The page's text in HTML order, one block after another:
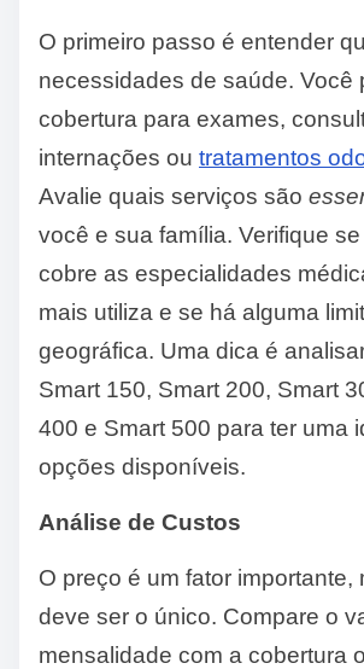
O primeiro passo é entender
necessidades de saúde. Você
cobertura para exames,
internações ou tratamentos
Avalie quais serviços são
você e sua família. Verifique
cobre as especialidades
mais utiliza e se há alguma
geográfica. Uma dica é
Smart 150, Smart 200, Smart
400 e Smart 500 para ter uma
opções disponíveis.
Análise de Custos
O preço é um fator importante,
deve ser o único. Compare o
mensalidade com a cobertura